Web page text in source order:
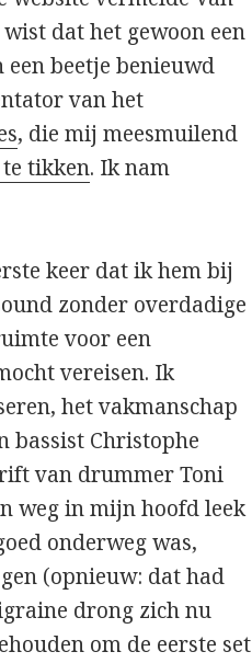
dat het gewoon een
beetje benieuwd
van het
, die mij meesmuilend
tikken. Ik nam
keer dat ik hem bij
zonder overdadige
voor een
vereisen. Ik
het vakmanschap
bassist Christophe
van drummer Toni
weg in mijn hoofd leek
onderweg was,
(opnieuw: dat had
drong zich nu
om de eerste set